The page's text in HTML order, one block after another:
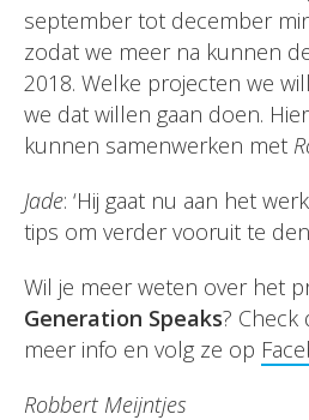
september tot december
zodat we meer na kunnen
2018. Welke projecten we
we dat willen gaan doen.
kunnen samenwerken met
Jade: ‘Hij gaat nu aan het
tips om verder vooruit te
Wil je meer weten over het
Generation Speaks? Check
meer info en volg ze op
Robbert Meijntjes